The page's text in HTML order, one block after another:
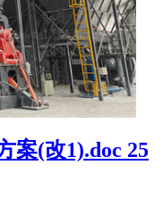
案(改1).doc 25